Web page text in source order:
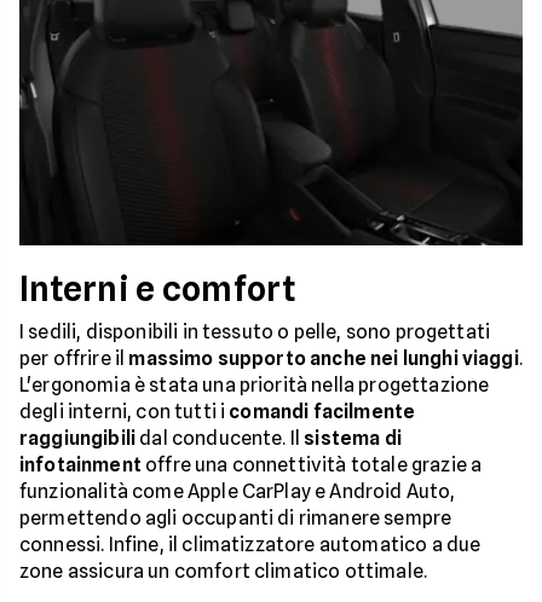
Interni e comfort
I sedili, disponibili in tessuto o pelle, sono progettati
per offrire il massimo supporto anche nei lunghi viaggi.
L'ergonomia è stata una priorità nella progettazione
degli interni, con tutti i comandi facilmente
raggiungibili dal conducente. Il sistema di
infotainment offre una connettività totale grazie a
funzionalità come Apple CarPlay e Android Auto,
permettendo agli occupanti di rimanere sempre
connessi. Infine, il climatizzatore automatico a due
zone assicura un comfort climatico ottimale.